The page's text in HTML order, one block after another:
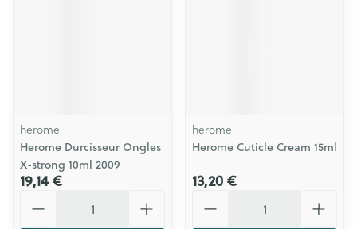
herome
Herome Durcisseur Ongles
X-strong 10ml 2009
19,14 €
herome
Herome Cuticle Cream 15ml
13,20 €